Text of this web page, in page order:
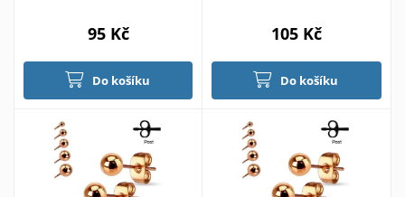
95 Kč
Do košíku
105 Kč
Do košíku